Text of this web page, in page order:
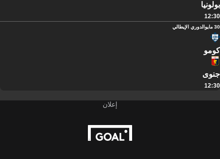
بولونيا
12:30
30 مايو الدوري الإيطالي
كومو
جنوى
12:30